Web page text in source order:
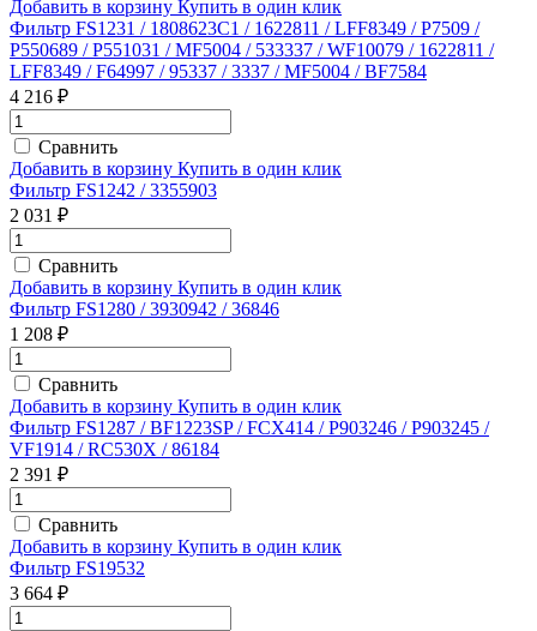
Добавить в корзину Купить в один клик
Фильтр FS1231 / 1808623C1 / 1622811 / LFF8349 / P7509 /
P550689 / P551031 / MF5004 / 533337 / WF10079 / 1622811 /
LFF8349 / F64997 / 95337 / 3337 / MF5004 / BF7584
4 216 ₽
Сравнить
Добавить в корзину Купить в один клик
Фильтр FS1242 / 3355903
2 031 ₽
Сравнить
Добавить в корзину Купить в один клик
Фильтр FS1280 / 3930942 / 36846
1 208 ₽
Сравнить
Добавить в корзину Купить в один клик
Фильтр FS1287 / BF1223SP / FCX414 / P903246 / P903245 /
VF1914 / RC530X / 86184
2 391 ₽
Сравнить
Добавить в корзину Купить в один клик
Фильтр FS19532
3 664 ₽